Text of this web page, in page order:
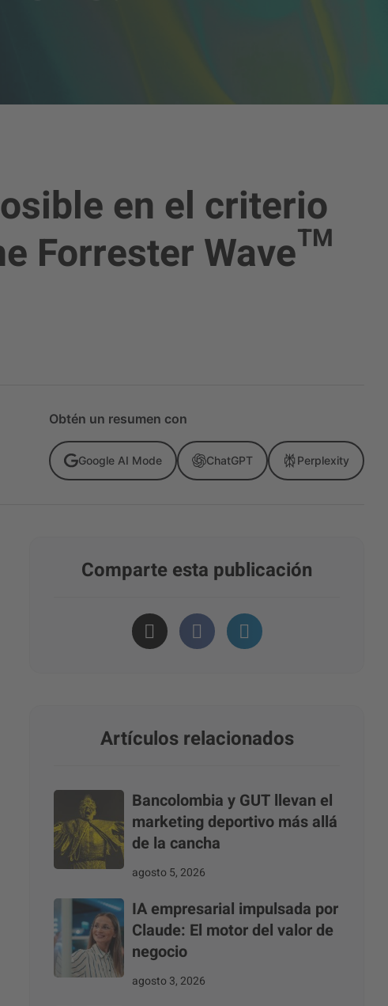
en el criterio
Forrester Wave™
Obtén un resumen con
Google AI Mode ChatGPT Perplexity
Comparte esta publicación
Artículos relacionados
Bancolombia y GUT llevan el
marketing deportivo más allá
de la cancha
agosto 5, 2026
IA empresarial impulsada por
Claude: El motor del valor de
negocio
agosto 3, 2026